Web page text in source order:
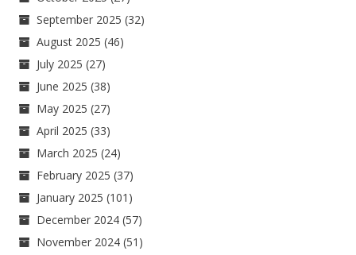
September 2025 (32)
August 2025 (46)
July 2025 (27)
June 2025 (38)
May 2025 (27)
April 2025 (33)
March 2025 (24)
February 2025 (37)
January 2025 (101)
December 2024 (57)
November 2024 (51)